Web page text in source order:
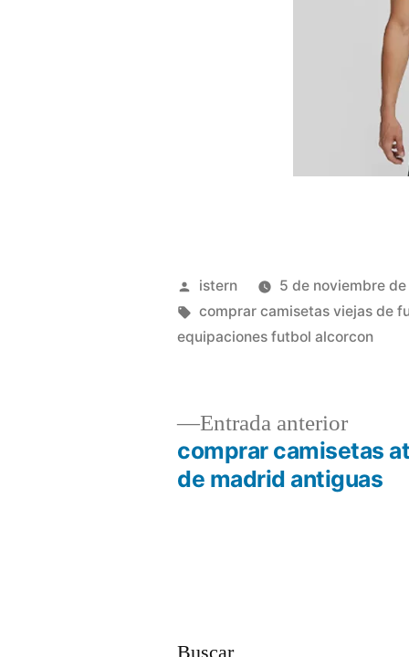
Publicado
por
istern 5 de noviembre
Etiquetas:
comprar camisetas viejas de
equipaciones futbol alcorcon
Navegación
Entrada anteriorEntrada
comprar camisetas
de madrid antiguas